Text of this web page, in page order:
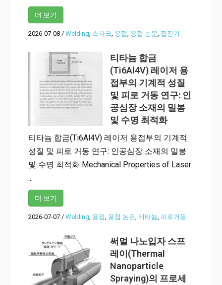
더 보기
2026-07-08/ Welding, 스파크, 용접, 용접 논문, 집진기
티타늄 합금
(Ti6Al4V) 레이저 용
접부의 기계적 성질
및 피로 거동 연구: 인
공심장 소재의 밀봉
및 수명 최적화
티타늄 합금(Ti6Al4V) 레이저 용접부의 기계적
성질 및 피로 거동 연구: 인공심장 소재의 밀봉
및 수명 최적화 Mechanical Properties of Laser
...
더 보기
2026-07-07/ Welding, 용접, 용접 논문, 티타늄, 피로거동
써멀 나노입자 스프
레이(Thermal
Nanoparticle
Spraying)의 프로세